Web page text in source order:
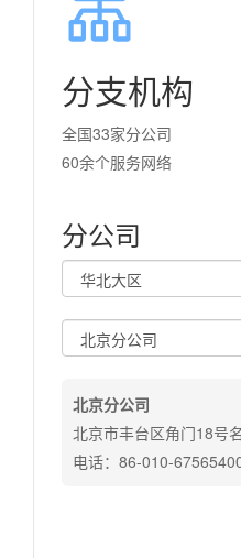
分支机构
全国33家分公司
60余个服务网络
分公司
北京分公司
北京市丰台区角门18号
电话：86-010-